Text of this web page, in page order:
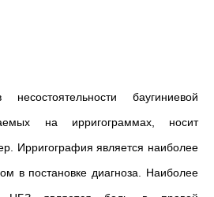
несостоятельности баугиниевой
на ирригограммах, носит
Ирригография является наиболее
в постановке диагноза. Наиболее